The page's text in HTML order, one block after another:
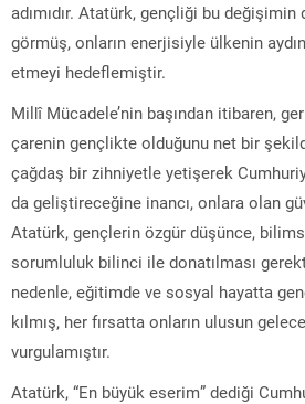
adımıdır. Atatürk, gençliği bu
görmüş, onların enerjisiyle ülkenin
etmeyi hedeflemiştir.
Millî Mücadele’nin başından itibaren,
çarenin gençlikte olduğunu net bir
çağdaş bir zihniyetle yetişerek
da geliştireceğine inancı, onlara olan
Atatürk, gençlerin özgür düşünce,
sorumluluk bilinci ile donatılması
nedenle, eğitimde ve sosyal hayatta
kılmış, her fırsatta onların ulusun
vurgulamıştır.
Atatürk, “En büyük eserim” dediği